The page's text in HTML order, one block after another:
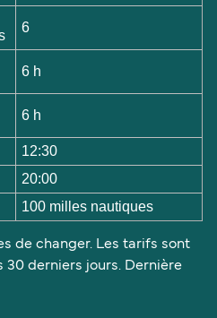
6
6 h
6 h
12:30
20:00
100 milles nautiques
de changer. Les tarifs sont
30 derniers jours. Dernière